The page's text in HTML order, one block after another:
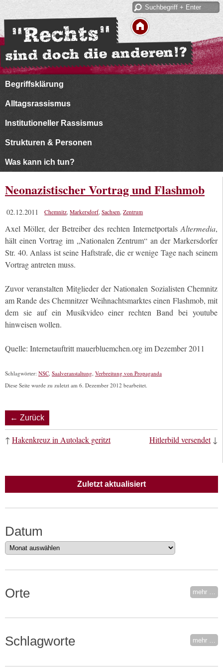
Begriffsklärung
Alltagsrassismus
Institutioneller Rassismus
Strukturen & Personen
Was kann ich tun?
Neonazistischer Vortrag und Flashmob
02.12.2011 Chemnitz,Markersdorf,Sachsen,Zentrum
Axel Möller, der Betreiber des rechten InternetportalsAltermedia,
hält einen Vortrag im „Nationalen Zentrum“ an der Markersdorfer
Str. 40. Anlass ist seine Haftstrafe, die er wenige Tage nach seinem
Vortrag antreten muss.
Zuvor veranstalten Mitglieder der Nationalen Sozialisten Chemnitz
am Rande des Chemnitzer Weihnachtsmarktes einen Flashmob, mit
dem sie auf ein Musikvideo einer rechten Band bei youtube
hinweisen wollen.
Quelle: Internetauftritt mauerbluemchen.org im Dezember 2011
Schlagwörter: NSC, Saalveranstaltung, Verbreitung von Propaganda
Diese Seite wurde zu zuletzt am 6. Dezember 2012 bearbeitet.
← Zurück
↑ Hakenkreuz in Autolack geritzt Hitlerbild versendet↓
Zuletzt aktualisiert
Datum
Datum
Orte mehr …
Schlagworte mehr …